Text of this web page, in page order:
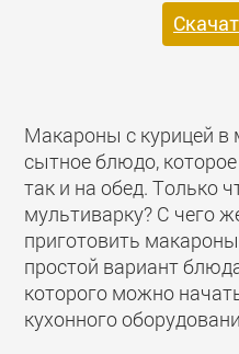
Макароны с курицей в
сытное блюдо,
так и на обед. Только
мультиварку? С чего
приготовить
простой вариант
которого можно
кухонного